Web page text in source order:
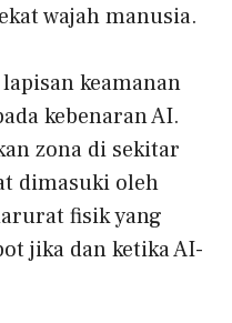
wajah manusia.
keamanan
kebenaran AI.
zona di sekitar
dimasuki oleh
fisik yang
jika dan ketika AI-